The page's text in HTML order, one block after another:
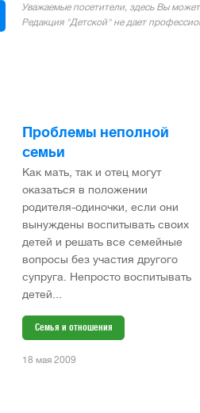
Уважаемые посетители, здесь Вы
Редакция "Детской" не дает
Проблемы неполной
семьи
Как мать, так и отец могут
оказаться в положении
родителя-одиночки, если они
вынуждены воспитывать своих
детей и решать все семейные
вопросы без участия другого
супруга. Непросто воспитывать
детей...
Семья и отношения
18 мая 2009